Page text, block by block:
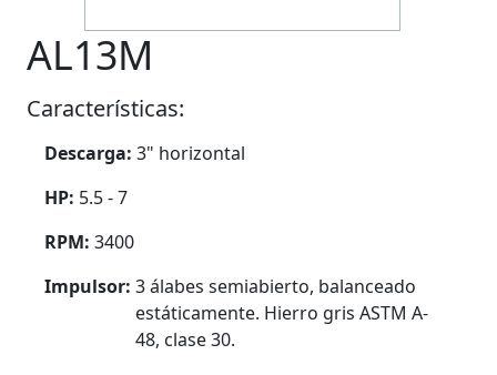
AL13M
Características:
Descarga: 3" horizontal
HP: 5.5 - 7
RPM: 3400
Impulsor: 3 álabes semiabierto, balanceado
estáticamente. Hierro gris ASTM A-
48, clase 30.